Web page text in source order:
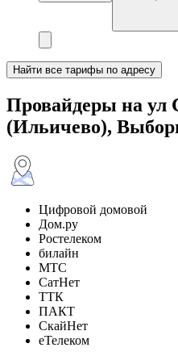
Найти все тарифы по адресу
Провайдеры на ул
(Ильичево),
Цифровой домовой
Дом.ру
Ростелеком
билайн
МТС
СатНет
ТТК
ПАКТ
СкайНет
еТелеком